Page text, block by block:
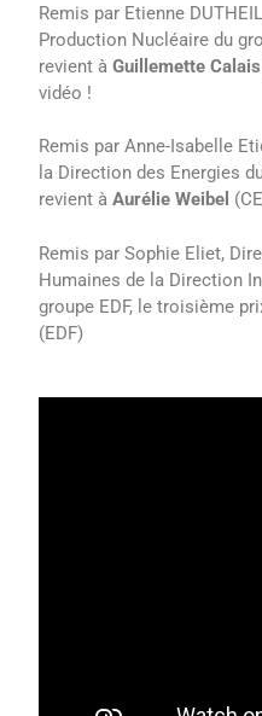
Remis par Etienne
Production Nucléaire du
revient àGuillemette Calais
vidéo !
Remis par Anne-Isabelle
la Direction des Energies
revient àAurélie Weibel
Remis par Sophie Eliet,
Humaines de la Direction
groupe EDF, le troisième
(EDF)